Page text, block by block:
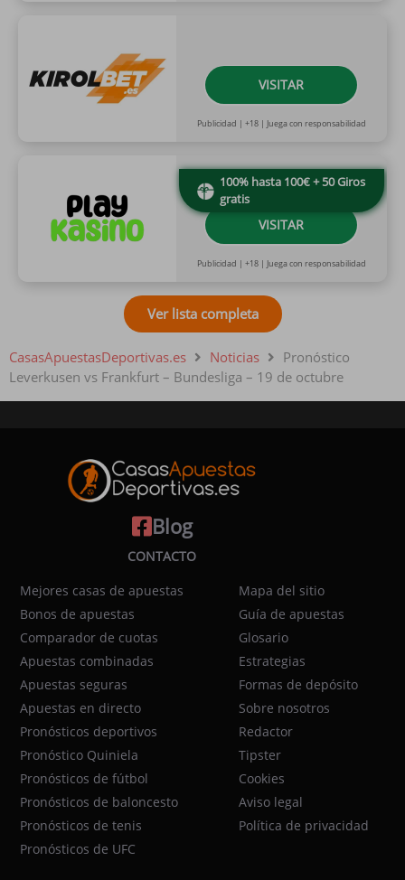
VISITAR
Publicidad | +18 | Juega con responsabilidad
100% hasta 100€ + 50 Giros
gratis
VISITAR
Publicidad | +18 | Juega con responsabilidad
Ver lista completa
CasasApuestasDeportivas.es Noticias
Pronóstico
Leverkusen vs Frankfurt – Bundesliga – 19 de octubre
Blog
CONTACTO
Mejores casas de apuestas
Bonos de apuestas
Comparador de cuotas
Apuestas combinadas
Apuestas seguras
Apuestas en directo
Pronósticos deportivos
Pronóstico Quiniela
Pronósticos de fútbol
Pronósticos de baloncesto
Pronósticos de tenis
Pronósticos de UFC
Mapa del sitio
Guía de apuestas
Glosario
Estrategias
Formas de depósito
Sobre nosotros
Redactor
Tipster
Cookies
Aviso legal
Política de privacidad